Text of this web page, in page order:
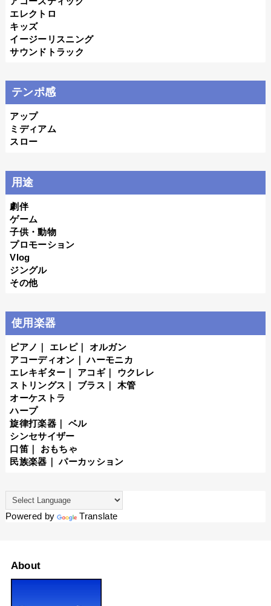
エレクトロ
キッズ
イージーリスニング
サウンドトラック
テンポ感
アップ
ミディアム
スロー
用途
劇伴
ゲーム
子供・動物
プロモーション
Vlog
ジングル
その他
使用楽器
ピアノ ｜ エレピ｜ オルガン
アコーディオン ｜ハーモニカ
エレキギター ｜ アコギ｜ ウクレレ
ストリングス ｜ ブラス ｜ 木管
オーケストラ
ハープ
旋律打楽器 ｜ ベル
シンセサイザー
口笛 ｜ おもちゃ
民族楽器 ｜パーカッション
Powered by Translate
About